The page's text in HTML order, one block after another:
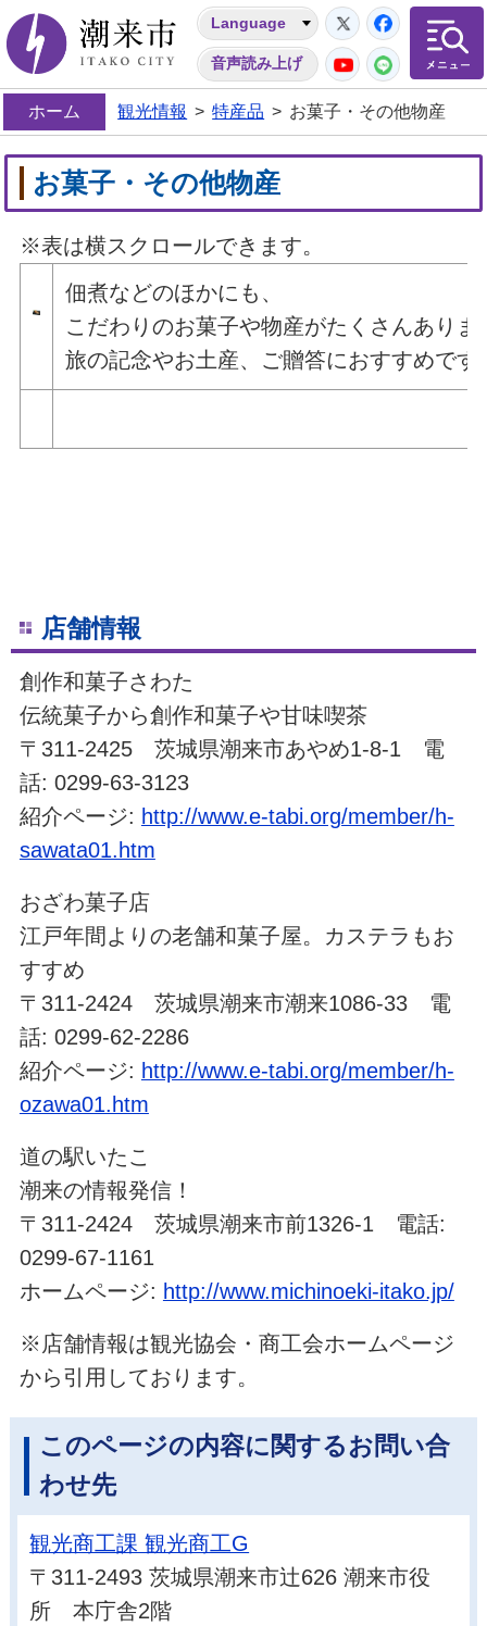
潮来市
Language
音声読み上げ
Twitter
YouTube
LINE
ホーム 観光情報 > 特産品 > お菓子・その他物産
お菓子・その他物産
※表は横スクロールできます。
佃煮などのほかにも、
こだわりのお菓子や物産がたくさんありま
旅の記念やお土産、ご贈答におすすめです
店舗情報
創作和菓子さわた
伝統菓子から創作和菓子や甘味喫茶
〒311-2425 茨城県潮来市あやめ1-8-1 電
話: 0299-63-3123
紹介ページ: http://www.e-tabi.org/member/h-
sawata01.htm
おざわ菓子店
江戸年間よりの老舗和菓子屋。カステラもお
すすめ
〒311-2424 茨城県潮来市潮来1086-33 電
話: 0299-62-2286
紹介ページ: http://www.e-tabi.org/member/h-
ozawa01.htm
道の駅いたこ
潮来の情報発信！
〒311-2424 茨城県潮来市前1326-1 電話:
0299-67-1161
ホームページ: http://www.michinoeki-itako.jp/
※店舗情報は観光協会・商工会ホームページ
から引用しております。
このページの内容に関するお問い合
わせ先
観光商工課 観光商工G
〒311-2493 茨城県潮来市辻626 潮来市役
所 本庁舎2階